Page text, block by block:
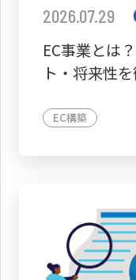
2026.07.29
EC事業とは
ト・将来性
EC構築